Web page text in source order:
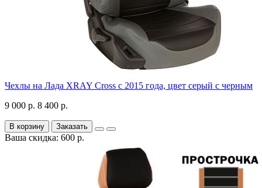
Чехлы на Лада XRAY Cross с 2015 года, цвет серый с черным
9 000 р. 8 400 р.
В корзину Заказать
Ваша скидка: 600 р.